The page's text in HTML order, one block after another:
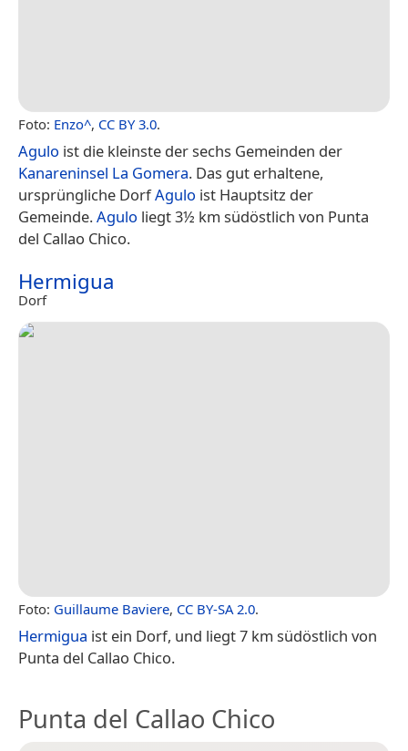
Foto: Enzo^, CC BY 3.0.
Agulo ist die kleinste der sechs Gemeinden der
Kanareninsel La Gomera. Das gut erhaltene,
ursprüngliche DorfAgulo ist Hauptsitz der
Gemeinde.Agulo liegt 3½ km südöstlich von Punta
del Callao Chico.
Hermigua
Dorf
Foto: Guillaume Baviere, CC BY-SA 2.0.
Hermigua ist ein Dorf, und liegt 7 km südöstlich von
Punta del Callao Chico.
Punta del Callao Chico